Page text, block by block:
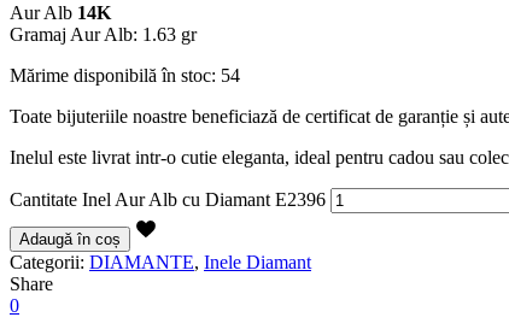
Aur Alb 14K
Gramaj Aur Alb: 1.63 gr
Mărime disponibilă în stoc: 54
Toate bijuteriile noastre beneficiază de certificat de garanție și
Inelul este livrat intr-o cutie eleganta, ideal pentru cadou sau
Cantitate Inel Aur Alb cu Diamant E2396
Adaugă în coș
Categorii: DIAMANTE, Inele Diamant
Share
0